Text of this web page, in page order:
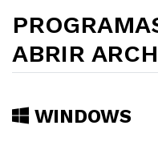
ABRIR
WINDOWS